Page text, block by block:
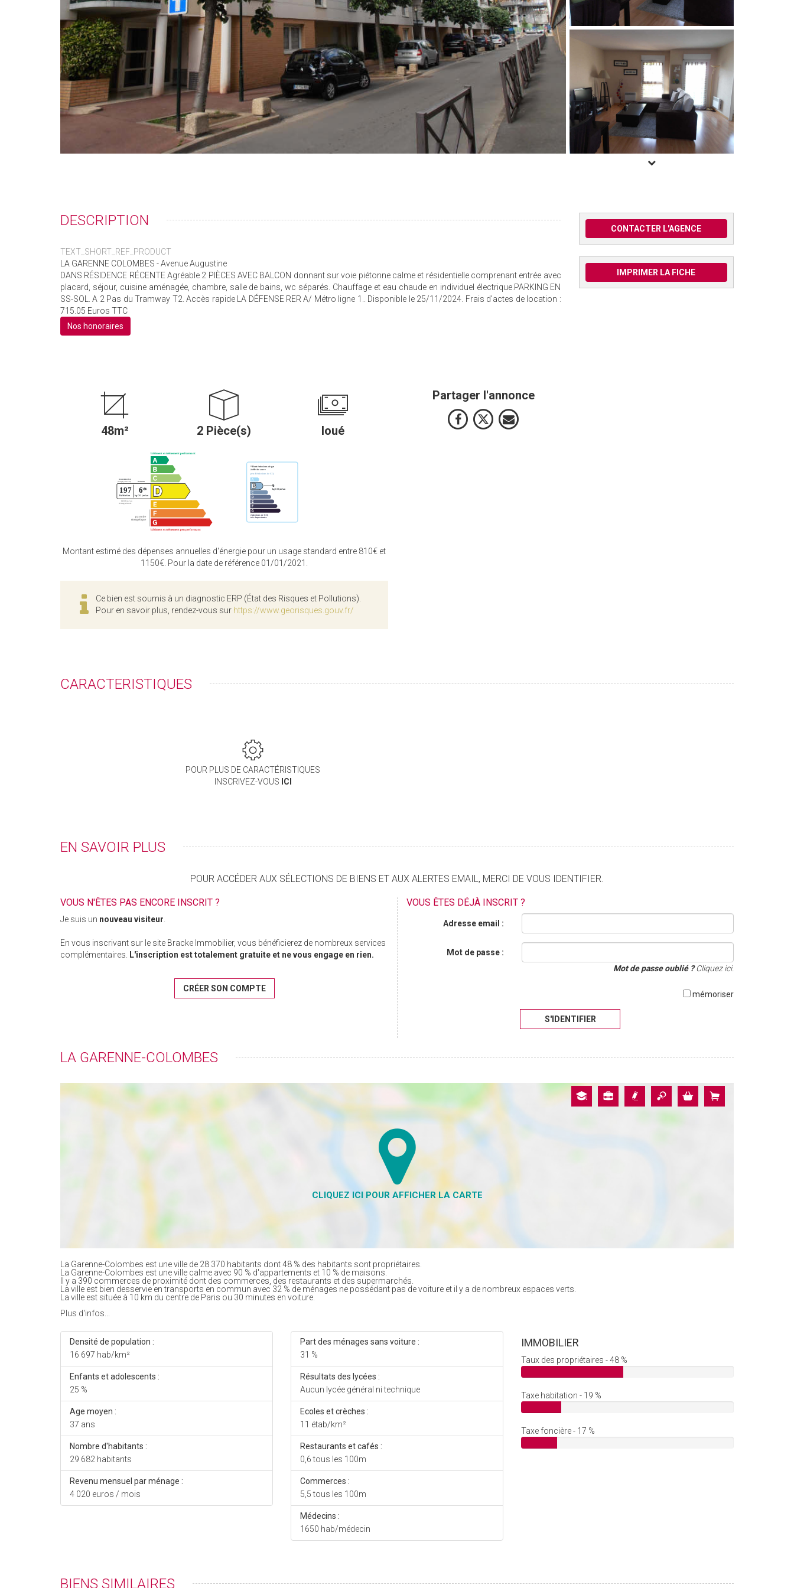
DESCRIPTION
TEXT_SHORT_REF_PRODUCT
LA GARENNE COLOMBES - Avenue Augustine
DANS RÉSIDENCE RÉCENTE Agréable 2 PIÈCES AVEC BALCON donnant sur voie piétonne calme et résidentielle comprenant entrée avec
placard, séjour, cuisine aménagée, chambre, salle de bains, wc séparés. Chauffage et eau chaude en individuel électrique.PARKING EN
SS-SOL. A 2 Pas du Tramway T2. Accès rapide LA DÉFENSE RER A/ Métro ligne 1.. Disponible le 25/11/2024. Frais d'actes de location :
715.05 Euros TTC
Nos honoraires
48m² 2 Pièce(s) loué
Montant estimé des dépenses annuelles d'énergie pour un usage standard entre 810€ et
1150€. Pour la date de référence 01/01/2021.
Ce bien est soumis à un diagnostic ERP (État des Risques et Pollutions).
Pour en savoir plus, rendez-vous sur https://www.georisques.gouv.fr/
Partager l'annonce
CONTACTER L'AGENCE
IMPRIMER LA FICHE
CARACTERISTIQUES
POUR PLUS DE CARACTÉRISTIQUES
INSCRIVEZ-VOUS ICI
EN SAVOIR PLUS
POUR ACCÉDER AUX SÉLECTIONS DE BIENS ET AUX ALERTES EMAIL, MERCI DE VOUS IDENTIFIER.
VOUS N'ÊTES PAS ENCORE INSCRIT ?
Je suis un nouveau visiteur.
En vous inscrivant sur le site Bracke Immobilier, vous bénéficierez de nombreux services
complémentaires. L'inscription est totalement gratuite et ne vous engage en rien.
CRÉER SON COMPTE
VOUS ÊTES DÉJÀ INSCRIT ?
Adresse email :
Mot de passe :
Mot de passe oublié ?Cliquez ici.
mémoriser
S'IDENTIFIER
LA GARENNE-COLOMBES
La Garenne-Colombes est une ville de 28 370 habitants dont 48 % des habitants sont propriétaires.
La Garenne-Colombes est une ville calme avec 90 % d'appartements et 10 % de maisons.
Il y a 390 commerces de proximité dont des commerces, des restaurants et des supermarchés.
La ville est bien desservie en transports en commun avec 32 % de ménages ne possédant pas de voiture et il y a de nombreux espaces verts.
La ville est située à 10 km du centre de Paris ou 30 minutes en voiture.
Plus d'infos...
Densité de population :
16 697 hab/km²
Enfants et adolescents :
25 %
Age moyen :
37 ans
Nombre d'habitants :
29 682 habitants
Revenu mensuel par ménage :
4 020 euros / mois
Part des ménages sans voiture :
31 %
Résultats des lycées :
Aucun lycée général ni technique
Ecoles et crèches :
11 étab/km²
Restaurants et cafés :
0,6 tous les 100m
Commerces :
5,5 tous les 100m
Médecins :
1650 hab/médecin
IMMOBILIER
Taux des propriétaires - 48 %
Taxe habitation - 19 %
Taxe foncière - 17 %
BIENS SIMILAIRES